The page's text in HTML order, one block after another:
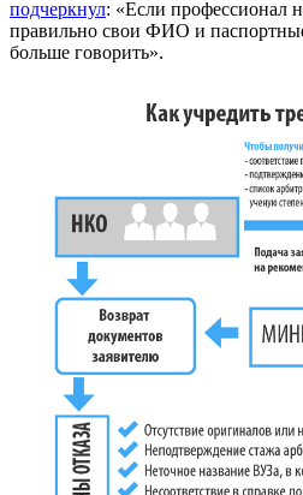
подчеркнул: «Если профессионал
правильно свои ФИО и
больше говорить».